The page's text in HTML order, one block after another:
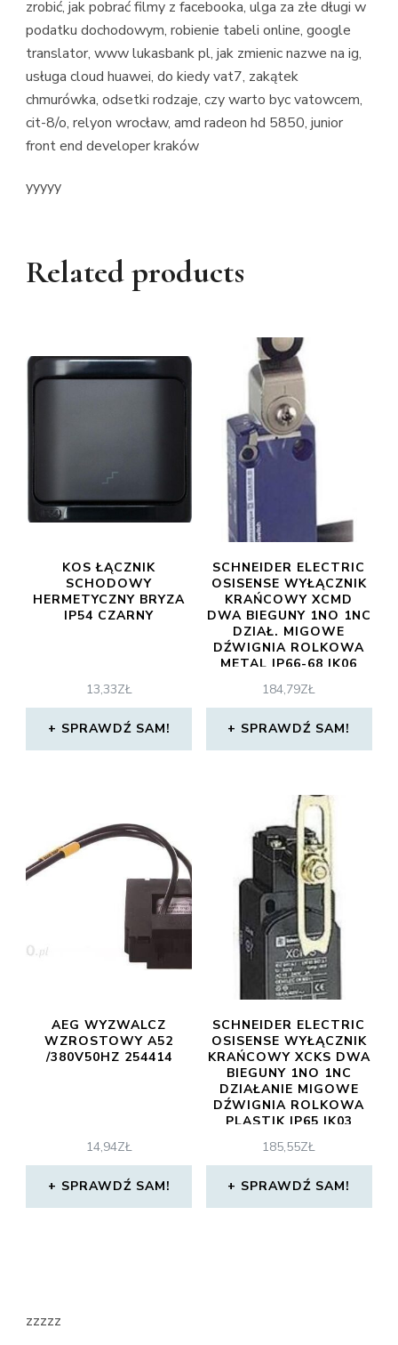
zrobić, jak pobrać filmy z facebooka, ulga za złe długi w
podatku dochodowym, robienie tabeli online, google
translator, www lukasbank pl, jak zmienic nazwe na ig,
usługa cloud huawei, do kiedy vat7, zakątek
chmurówka, odsetki rodzaje, czy warto byc vatowcem,
cit-8/o, relyon wrocław, amd radeon hd 5850, junior
front end developer kraków
yyyyy
Related products
KOS ŁĄCZNIK
SCHODOWY
HERMETYCZNY BRYZA
IP54 CZARNY
13,33ZŁ
SPRAWDŹ SAM!
SCHNEIDER ELECTRIC
OSISENSE WYŁĄCZNIK
KRAŃCOWY XCMD
DWA BIEGUNY 1NO 1NC
DZIAŁ. MIGOWE
DŹWIGNIA ROLKOWA
METAL IP66-68 IK06
184,79ZŁ
SPRAWDŹ SAM!
AEG WYZWALCZ
WZROSTOWY A52
/380V50HZ 254414
14,94ZŁ
SPRAWDŹ SAM!
SCHNEIDER ELECTRIC
OSISENSE WYŁĄCZNIK
KRAŃCOWY XCKS DWA
BIEGUNY 1NO 1NC
DZIAŁANIE MIGOWE
DŹWIGNIA ROLKOWA
PLASTIK IP65 IK03
185,55ZŁ
SPRAWDŹ SAM!
zzzzz